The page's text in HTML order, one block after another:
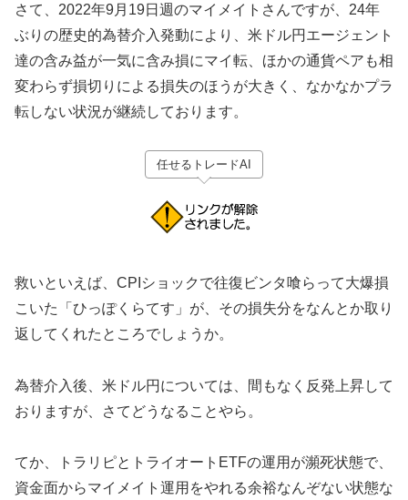
さて、2022年9月19日週のマイメイトさんですが、24年
ぶりの歴史的為替介入発動により、米ドル円エージェント
達の含み益が一気に含み損にマイ転、ほかの通貨ペアも相
変わらず損切りによる損失のほうが大きく、なかなかプラ
転しない状況が継続しております。
任せるトレードAI
救いといえば、CPIショックで往復ビンタ喰らって大爆損
こいた「ひっぽくらてす」が、その損失分をなんとか取り
返してくれたところでしょうか。
為替介入後、米ドル円については、間もなく反発上昇して
おりますが、さてどうなることやら。
てか、トラリピとトライオートETFの運用が瀕死状態で、
資金面からマイメイト運用をやれる余裕なんぞない状態な